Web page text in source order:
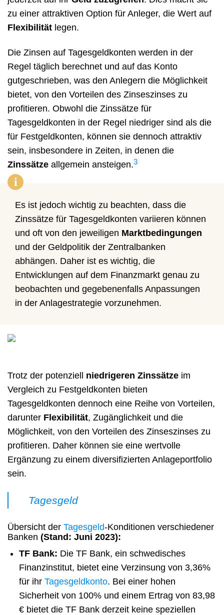
zu einer attraktiven Option für Anleger, die Wert auf
Flexibilität legen.
Die Zinsen auf Tagesgeldkonten werden in der
Regel täglich berechnet und auf das Konto
gutgeschrieben, was den Anlegern die Möglichkeit
bietet, von den Vorteilen des Zinseszinses zu
profitieren. Obwohl die Zinssätze für
Tagesgeldkonten in der Regel niedriger sind als die
für Festgeldkonten, können sie dennoch attraktiv
sein, insbesondere in Zeiten, in denen die
Zinssätze allgemein ansteigen.3
i
Es ist jedoch wichtig zu beachten, dass die
Zinssätze für Tagesgeldkonten variieren können
und oft von den jeweiligen Marktbedingungen
und der Geldpolitik der Zentralbanken
abhängen. Daher ist es wichtig, die
Entwicklungen auf dem Finanzmarkt genau zu
beobachten und gegebenenfalls Anpassungen
in der Anlagestrategie vorzunehmen.
Trotz der potenziell niedrigeren Zinssätze im
Vergleich zu Festgeldkonten bieten
Tagesgeldkonten dennoch eine Reihe von Vorteilen,
darunter Flexibilität, Zugänglichkeit und die
Möglichkeit, von den Vorteilen des Zinseszinses zu
profitieren. Daher können sie eine wertvolle
Ergänzung zu einem diversifizierten Anlageportfolio
sein.
Tagesgeld
Übersicht der Tagesgeld-Konditionen verschiedener
Banken (Stand: Juni 2023):
TF Bank: Die TF Bank, ein schwedisches
Finanzinstitut, bietet eine Verzinsung von 3,36%
für ihr Tagesgeldkonto. Bei einer hohen
Sicherheit von 100% und einem Ertrag von 83,98
€ bietet die TF Bank derzeit keine speziellen